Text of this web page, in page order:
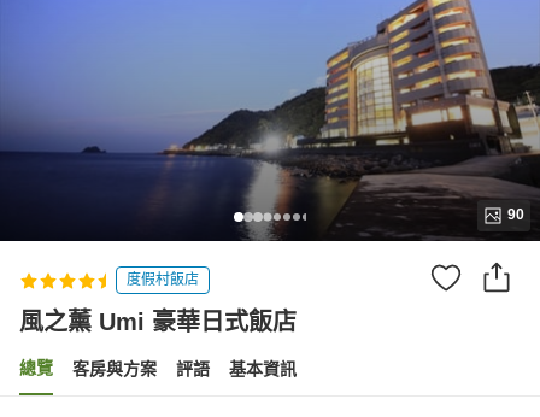
90
度假村飯店
風之薰 Umi 豪華日式飯店
總覽 客房與方案 評語 基本資訊